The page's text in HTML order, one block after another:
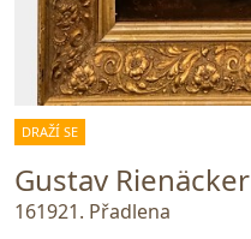
DRAŽÍ SE
Gustav Rienäcker
161921. Přadlena